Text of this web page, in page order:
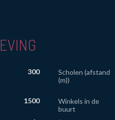
300
Scholen (afstand
(m))
1500
Winkels in de
buurt